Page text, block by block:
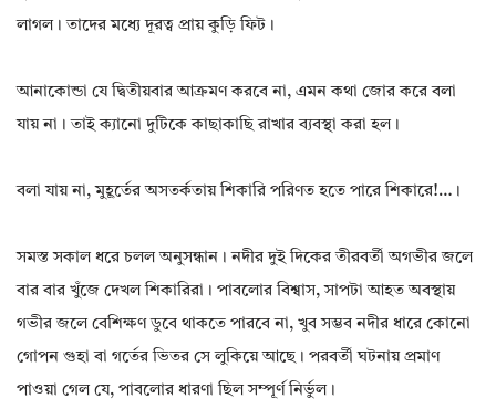
লাগল। তাদের মধ্যে দূরত্ব প্রায় কুড়ি ফিট।
আনাকোন্ডা যে দ্বিতীয়বার আক্রমণ করবে না, এমন কথা জোর করে বলা
যায় না। তাই ক্যানো দুটিকে কাছাকাছি রাখার ব্যবস্থা করা হল।
বলা যায় না, মুহূর্তের অসতর্কতায় শিকারি পরিণত হতে পারে শিকারে!…।
সমস্ত সকাল ধরে চলল অনুসন্ধান। নদীর দুই দিকের তীরবর্তী অগভীর জলে
বার বার খুঁজে দেখল শিকারিরা। পাবলোর বিশ্বাস, সাপটা আহত অবস্থায়
গভীর জলে বেশিক্ষণ ডুবে থাকতে পারবে না, খুব সম্ভব নদীর ধারে কোনো
গোপন গুহা বা গর্তের ভিতর সে লুকিয়ে আছে। পরবর্তী ঘটনায় প্রমাণ
পাওয়া গেল যে, পাবলোর ধারণা ছিল সম্পূর্ণ নির্ভুল।